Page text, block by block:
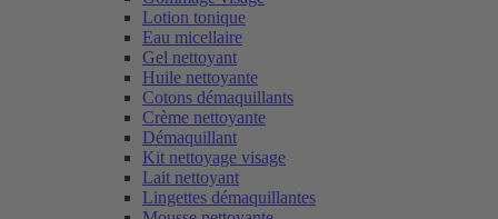
Lotion tonique
Eau micellaire
Gel nettoyant
Huile nettoyante
Cotons démaquillants
Crème nettoyante
Démaquillant
Kit nettoyage visage
Lait nettoyant
Lingettes démaquillantes